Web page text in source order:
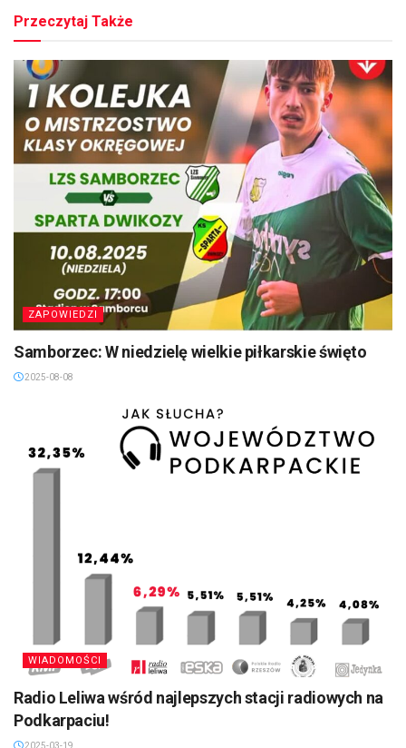
Przeczytaj Także
ZAPOWIEDZI
Samborzec: W niedzielę wielkie piłkarskie święto
2025-08-08
WIADOMOŚCI
Radio Leliwa wśród najlepszych stacji radiowych na
Podkarpaciu!
2025-03-19